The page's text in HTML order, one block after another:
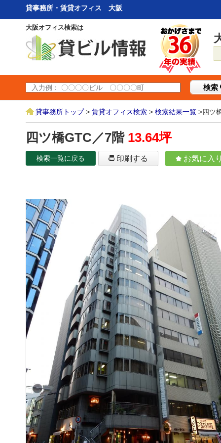
貸事務所・賃貸オフィス 大阪
大阪オフィス検索は
検索
貸事務所トップ> 賃貸オフィス検索 > 検索結果一覧 >四ツ
四ツ橋GTC／7階 13.64坪
検索一覧に戻る 印刷する お気に入